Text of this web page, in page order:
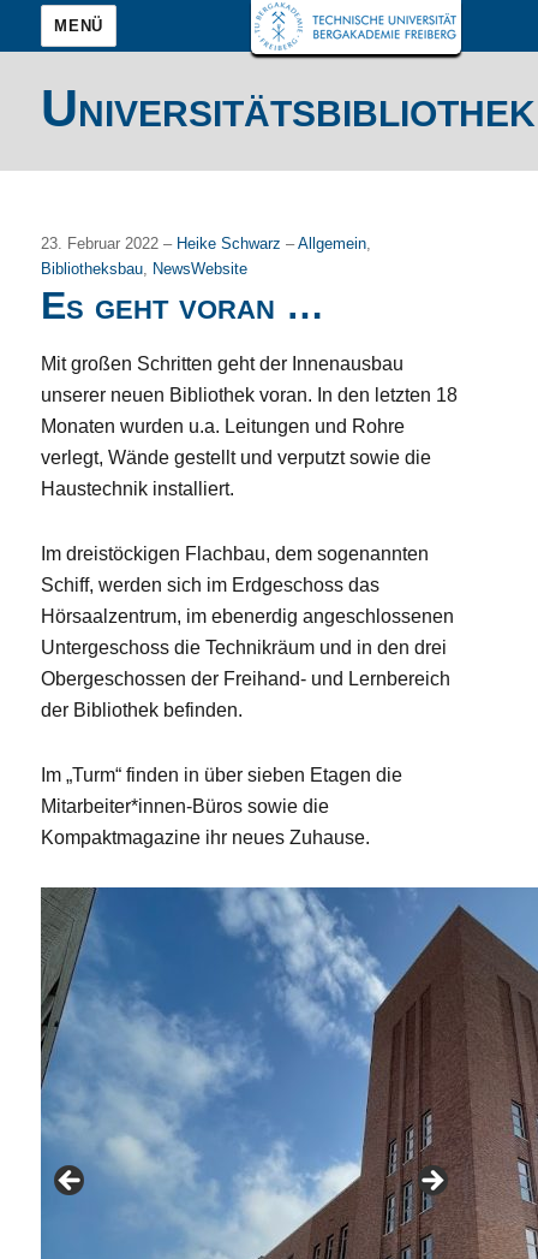
MENÜ
Universitätsbibliothek
23. Februar 2022 – Heike Schwarz–Allgemein,
Bibliotheksbau, NewsWebsite
Es geht voran …
Mit großen Schritten geht der Innenausbau
unserer neuen Bibliothek voran. In den letzten 18
Monaten wurden u.a. Leitungen und Rohre
verlegt, Wände gestellt und verputzt sowie die
Haustechnik installiert.
Im dreistöckigen Flachbau, dem sogenannten
Schiff, werden sich im Erdgeschoss das
Hörsaalzentrum, im ebenerdig angeschlossenen
Untergeschoss die Technikräum und in den drei
Obergeschossen der Freihand- und Lernbereich
der Bibliothek befinden.
Im „Turm“ finden in über sieben Etagen die
Mitarbeiter*innen-Büros sowie die
Kompaktmagazine ihr neues Zuhause.